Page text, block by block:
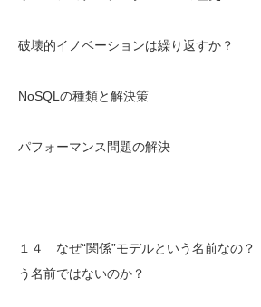
破壊的イノベーションは繰り返すか？
NoSQLの種類と解決策
パフォーマンス問題の解決
１４ なぜ“関係”モデルという名前なの
う名前ではないのか？